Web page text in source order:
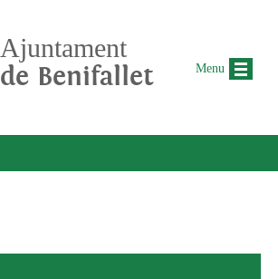
Ajuntament
de Benifallet Menu